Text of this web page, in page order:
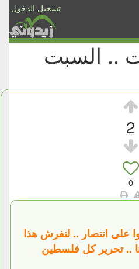
تسجيل الدخول
الأخبار
والمشاركات
.. السبت
2
0
على انتصار .. لنفرش هذا
.. تحرير كل فلسطين